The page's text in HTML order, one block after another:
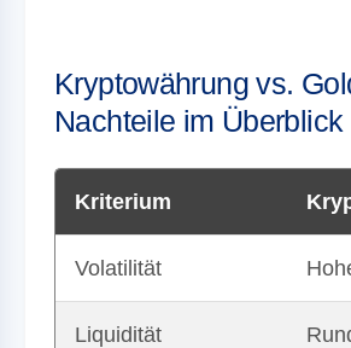
Kryptowährung vs.
Nachteile im Überblick
Kriterium
Volatilität
Liquidität